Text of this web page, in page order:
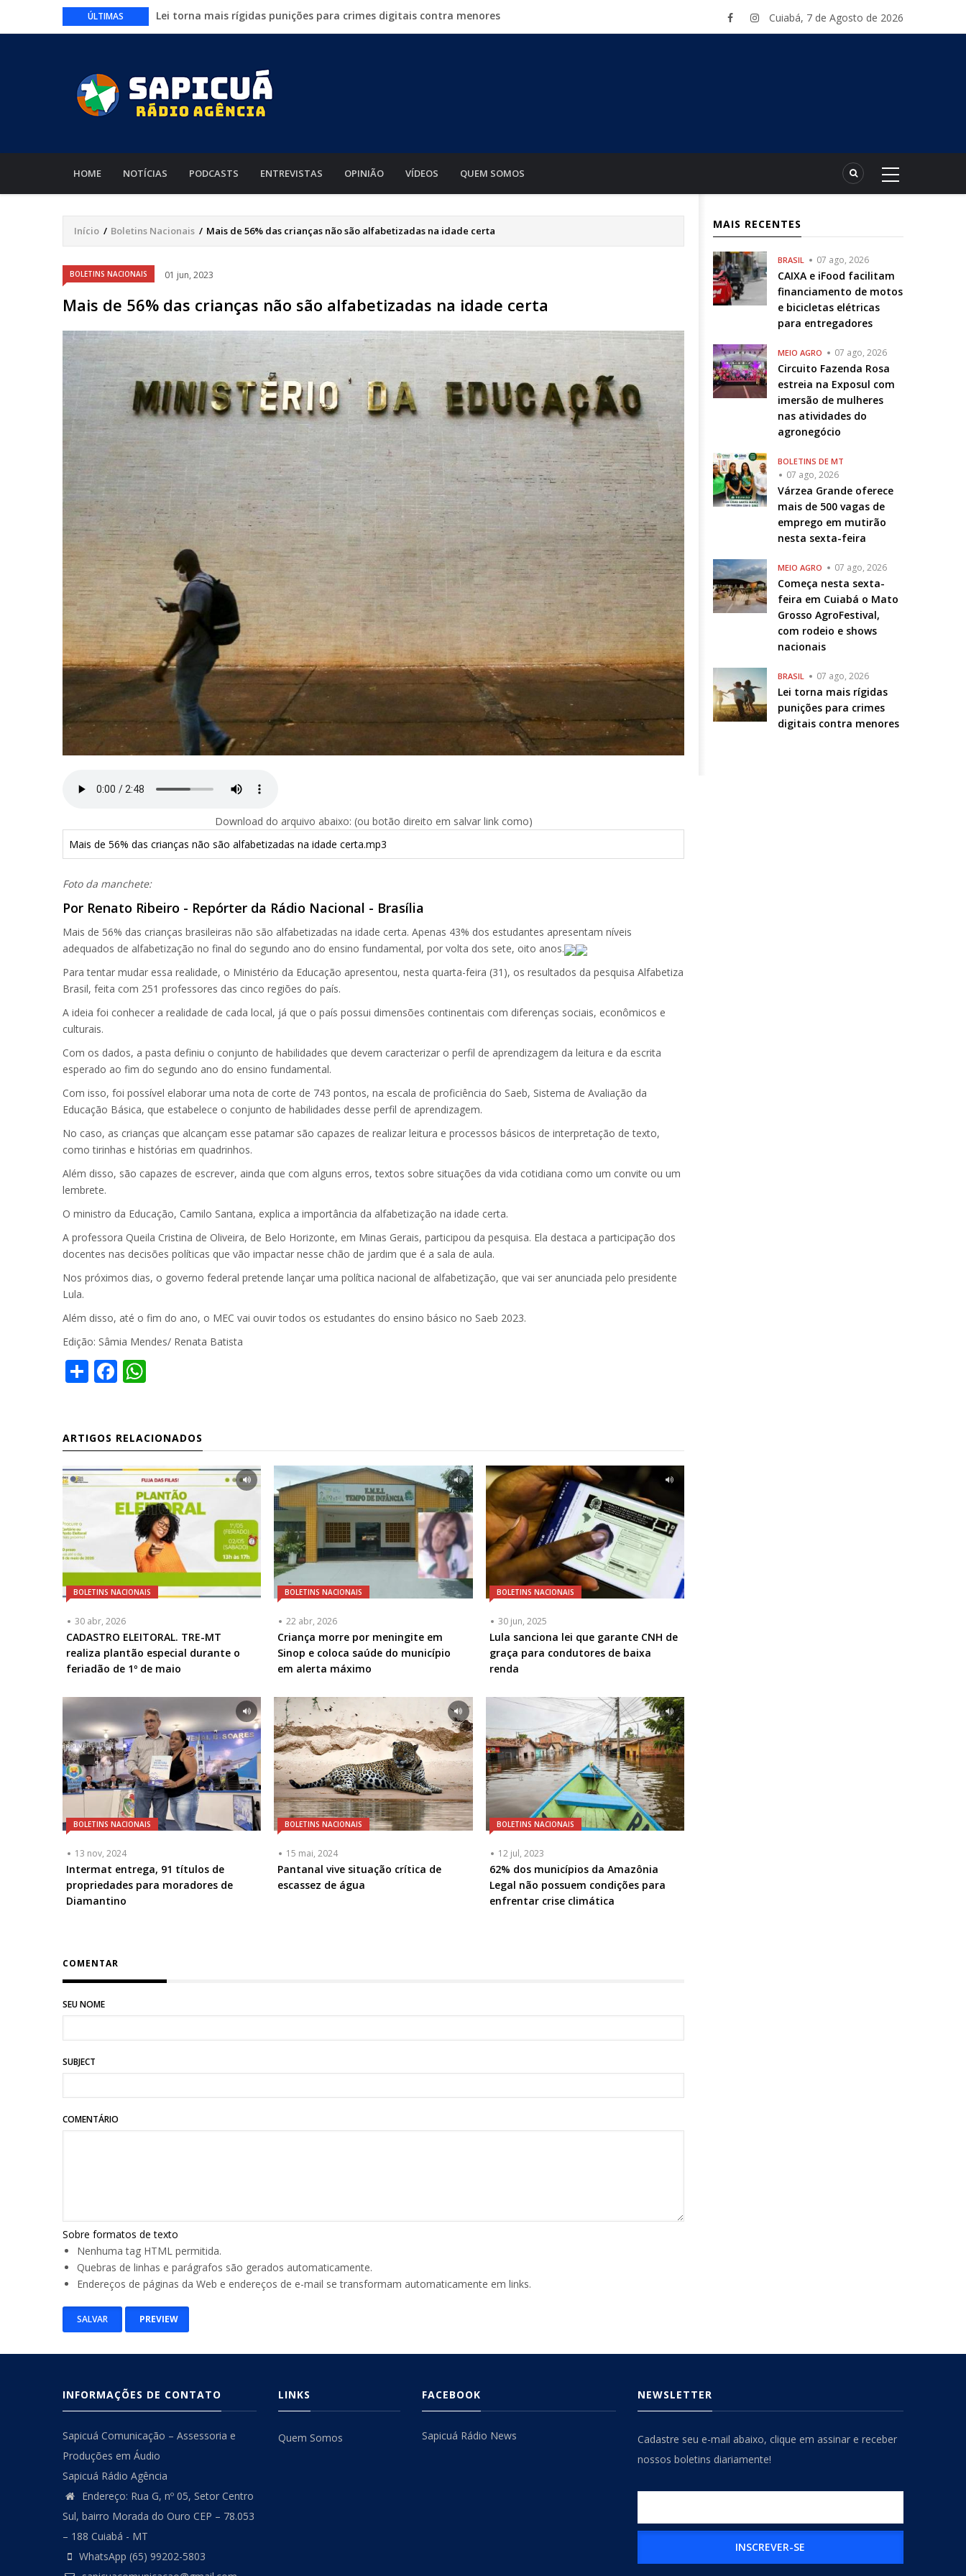
ÚLTIMAS
Lei torna mais rígidas punições para crimes digitais contra menores
CAIXA e iFood facilitam financiamento de motos e bicicletas elétricas para entregadores
Várzea Grande oferece mais de 500 vagas de emprego em mutirão nesta sexta-feira
Começa nesta sexta-feira em Cuiabá o Mato Grosso AgroFestival, com rodeio e shows
nacionais
Cuiabá, 7 de Agosto de 2026
MAIN
NAVIGATION
HOME NOTÍCIAS PODCASTS ENTREVISTAS OPINIÃO VÍDEOS QUEM SOMOS
Trilha
de
navegação
Início / Boletins Nacionais / Mais de 56% das crianças não são alfabetizadas na idade certa
BOLETINS NACIONAIS 01 jun, 2023
Mais de 56% das crianças não são alfabetizadas na idade certa
Áudio
Download do arquivo abaixo: (ou botão direito em salvar link como)
Mais de 56% das crianças não são alfabetizadas na idade certa.mp3
Foto da manchete:
Por Renato Ribeiro - Repórter da Rádio Nacional - Brasília
Mais de 56% das crianças brasileiras não são alfabetizadas na idade certa. Apenas 43% dos estudantes apresentam níveis
adequados de alfabetização no final do segundo ano do ensino fundamental, por volta dos sete, oito anos.
Para tentar mudar essa realidade, o Ministério da Educação apresentou, nesta quarta-feira (31), os resultados da pesquisa Alfabetiza
Brasil, feita com 251 professores das cinco regiões do país.
A ideia foi conhecer a realidade de cada local, já que o país possui dimensões continentais com diferenças sociais, econômicos e
culturais.
Com os dados, a pasta definiu o conjunto de habilidades que devem caracterizar o perfil de aprendizagem da leitura e da escrita
esperado ao fim do segundo ano do ensino fundamental.
Com isso, foi possível elaborar uma nota de corte de 743 pontos, na escala de proficiência do Saeb, Sistema de Avaliação da
Educação Básica, que estabelece o conjunto de habilidades desse perfil de aprendizagem.
No caso, as crianças que alcançam esse patamar são capazes de realizar leitura e processos básicos de interpretação de texto,
como tirinhas e histórias em quadrinhos.
Além disso, são capazes de escrever, ainda que com alguns erros, textos sobre situações da vida cotidiana como um convite ou um
lembrete.
O ministro da Educação, Camilo Santana, explica a importância da alfabetização na idade certa.
A professora Queila Cristina de Oliveira, de Belo Horizonte, em Minas Gerais, participou da pesquisa. Ela destaca a participação dos
docentes nas decisões políticas que vão impactar nesse chão de jardim que é a sala de aula.
Nos próximos dias, o governo federal pretende lançar uma política nacional de alfabetização, que vai ser anunciada pelo presidente
Lula.
Além disso, até o fim do ano, o MEC vai ouvir todos os estudantes do ensino básico no Saeb 2023.
Edição: Sâmia Mendes/ Renata Batista
ShareFacebook
ARTIGOS RELACIONADOS
BOLETINS NACIONAIS
30 abr, 2026
CADASTRO ELEITORAL. TRE-MT
realiza plantão especial durante o
feriadão de 1º de maio
BOLETINS NACIONAIS
22 abr, 2026
Criança morre por meningite em
Sinop e coloca saúde do município
em alerta máximo
BOLETINS NACIONAIS
30 jun, 2025
Lula sanciona lei que garante CNH de
graça para condutores de baixa
renda
BOLETINS NACIONAIS
13 nov, 2024
Intermat entrega, 91 títulos de
propriedades para moradores de
Diamantino
BOLETINS NACIONAIS
15 mai, 2024
Pantanal vive situação crítica de
escassez de água
BOLETINS NACIONAIS
12 jul, 2023
62% dos municípios da Amazônia
Legal não possuem condições para
enfrentar crise climática
COMENTAR
SEU NOME
SUBJECT
COMENTÁRIO
Sobre formatos de texto
Nenhuma tag HTML permitida.
Quebras de linhas e parágrafos são gerados automaticamente.
Endereços de páginas da Web e endereços de e-mail se transformam automaticamente em links.
MAIS RECENTES
BRASIL 07 ago, 2026
CAIXA e iFood facilitam
financiamento de motos
e bicicletas elétricas
para entregadores
MEIO AGRO 07 ago, 2026
Circuito Fazenda Rosa
estreia na Exposul com
imersão de mulheres
nas atividades do
agronegócio
BOLETINS DE MT
07 ago, 2026
Várzea Grande oferece
mais de 500 vagas de
emprego em mutirão
nesta sexta-feira
MEIO AGRO 07 ago, 2026
Começa nesta sexta-
feira em Cuiabá o Mato
Grosso AgroFestival,
com rodeio e shows
nacionais
BRASIL 07 ago, 2026
Lei torna mais rígidas
punições para crimes
digitais contra menores
INFORMAÇÕES DE CONTATO
Sapicuá Comunicação – Assessoria e
Produções em Áudio
Sapicuá Rádio Agência
Endereço: Rua G, nº 05, Setor Centro
Sul, bairro Morada do Ouro CEP – 78.053
– 188 Cuiabá - MT
WhatsApp (65) 99202-5803
LINKS
Quem Somos
FACEBOOK
Sapicuá Rádio News
NEWSLETTER
Cadastre seu e-mail abaixo, clique em assinar e receber
nossos boletins diariamente!